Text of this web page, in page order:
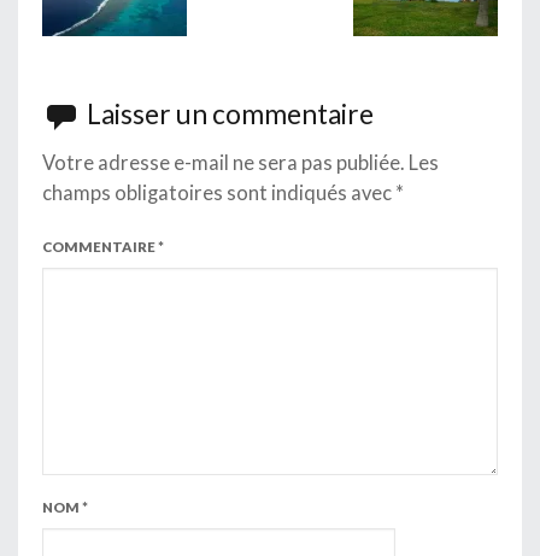
Laisser un commentaire
Votre adresse e-mail ne sera pas publiée. Les
champs obligatoires sont indiqués avec *
COMMENTAIRE*
NOM *